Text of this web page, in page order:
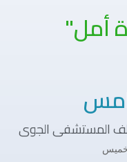
أمل"
خلف المستشفى الجوى